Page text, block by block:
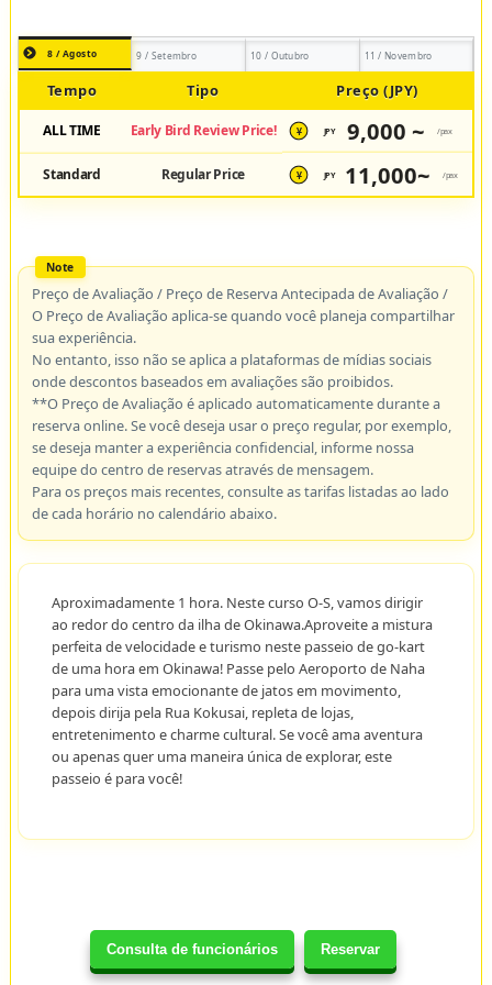
Consulta de funcionários Reservar
8 / Agosto 9 / Setembro 10 / Outubro 11 / Novembro
Tempo Tipo Preço (JPY)
ALL TIME Early Bird Review Price! ¥ JPY 9,000 ~ /pax
Standard Regular Price ¥ JPY 11,000~ /pax
Preço de Avaliação / Preço de Reserva Antecipada de Avaliação /
O Preço de Avaliação aplica-se quando você planeja compartilhar
sua experiência.
No entanto, isso não se aplica a plataformas de mídias sociais
onde descontos baseados em avaliações são proibidos.
**O Preço de Avaliação é aplicado automaticamente durante a
reserva online. Se você deseja usar o preço regular, por exemplo,
se deseja manter a experiência confidencial, informe nossa
equipe do centro de reservas através de mensagem.
Para os preços mais recentes, consulte as tarifas listadas ao lado
de cada horário no calendário abaixo.
Aproximadamente 1 hora. Neste curso O-S, vamos dirigir
ao redor do centro da ilha de Okinawa.Aproveite a mistura
perfeita de velocidade e turismo neste passeio de go-kart
de uma hora em Okinawa! Passe pelo Aeroporto de Naha
para uma vista emocionante de jatos em movimento,
depois dirija pela Rua Kokusai, repleta de lojas,
entretenimento e charme cultural. Se você ama aventura
ou apenas quer uma maneira única de explorar, este
passeio é para você!